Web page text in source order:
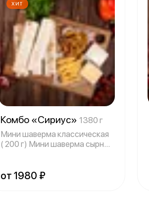
ХИТ
Комбо «Сириус» 1380 г
Мини шаверма классическая
( 200 г) Мини шаверма сырная
от 1980 ₽